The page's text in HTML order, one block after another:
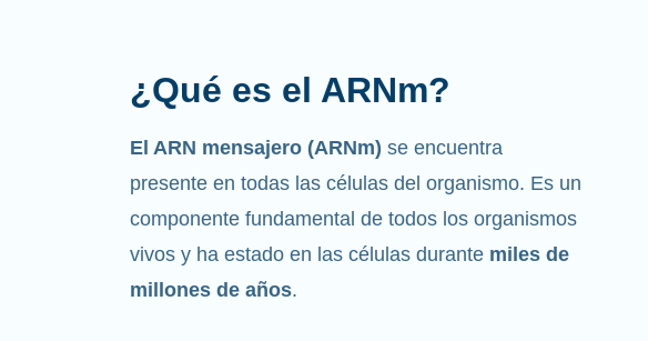
¿Cuál es la función que
desempeña?
Como su nombre indica, el ARNm es un
mensajero. Interactúa con otros componentes de
las células que ayudan a sintetizar las proteínas.